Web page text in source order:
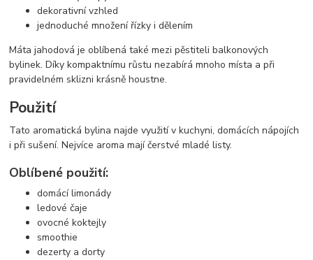
dekorativní vzhled
jednoduché množení řízky i dělením
Máta jahodová je oblíbená také mezi pěstiteli balkonových
bylinek. Díky kompaktnímu růstu nezabírá mnoho místa a při
pravidelném sklizni krásně houstne.
Použití
Tato aromatická bylina najde využití v kuchyni, domácích nápojích
i při sušení. Nejvíce aroma mají čerstvé mladé listy.
Oblíbené použití:
domácí limonády
ledové čaje
ovocné koktejly
smoothie
dezerty a dorty